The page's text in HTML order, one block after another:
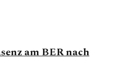
am BER nach